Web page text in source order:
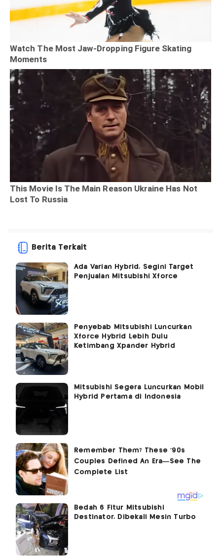
Berita Terkait
Ada Varian Hybrid, Segini Target
Penjualan Mitsubishi Xforce
Penyebab Mitsubishi Luncurkan
Xforce Hybrid Lebih Dulu
Ketimbang Xpander Hybrid
Mitsubishi Segera Luncurkan Mobil
Hybrid Pertama di Indonesia
Bedah 6 Fitur Mitsubishi
Destinator, Dibekali Mesin Turbo